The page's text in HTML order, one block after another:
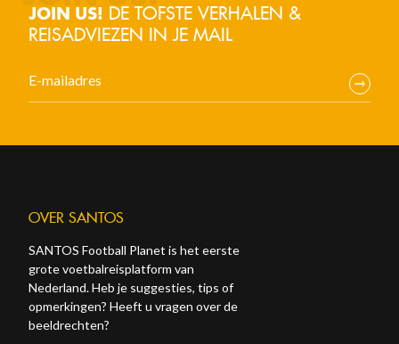
JOIN US! DE TOFSTE VERHALEN &
REISADVIEZEN IN JE MAIL
OVER SANTOS
SANTOS Football Planet is het eerste
grote voetbalreisplatform van
Nederland. Heb je suggesties, tips of
opmerkingen? Heeft u vragen over de
beeldrechten?